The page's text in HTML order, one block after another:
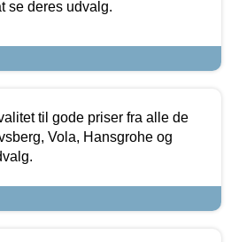
se deres udvalg.
til gode priser fra alle de
Vola, Hansgrohe og